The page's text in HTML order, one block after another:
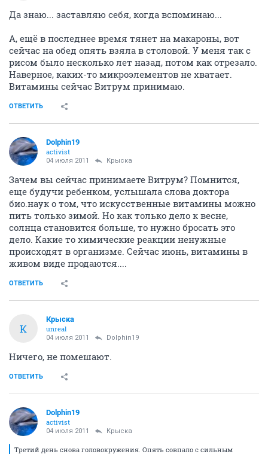
Да знаю... заставляю себя, когда вспоминаю...
А, ещё в последнее время тянет на макароны, вот
сейчас на обед опять взяла в столовой. У меня так с
рисом было несколько лет назад, потом как отрезало.
Наверное, каких-то микроэлементов не хватает.
Витамины сейчас Витрум принимаю.
ОТВЕТИТЬ
Dolphin19
activist
04 июля 2011 Крыска
Зачем вы сейчас принимаете Витрум? Помнится,
еще будучи ребенком, услышала слова доктора
био.наук о том, что искусственные витамины можно
пить только зимой. Но как только дело к весне,
солнца становится больше, то нужно бросать это
дело. Какие то химические реакции ненужные
происходят в организме. Сейчас июнь, витамины в
живом виде продаются....
ОТВЕТИТЬ
К
Крыска
unreal
04 июля 2011 Dolphin19
Ничего, не помешают.
ОТВЕТИТЬ
Dolphin19
activist
04 июля 2011 Крыска
Третий день снова головокружения. Опять совпало с сильным